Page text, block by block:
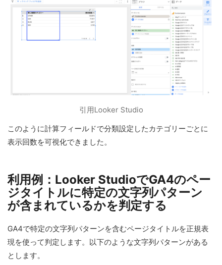
引用Looker Studio
このように計算フィールドで分類設定したカテゴリーごとに
表示回数を可視化できました。
利用例：Looker StudioでGA4のペー
ジタイトルに特定の文字列パターン
が含まれているかを判定する
GA4で特定の文字列パターンを含むページタイトルを正規表
現を使って判定します。以下のような文字列パターンがある
とします。